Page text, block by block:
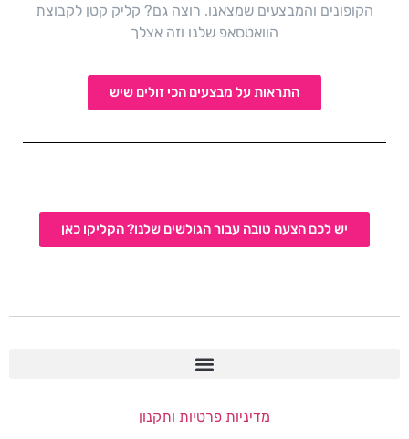
הקופונים והמבצעים שמצאנו, רוצה גם? קליק קטן לקבוצת
הוואטסאפ שלנו וזה אצלך
התראות על מבצעים הכי זולים שיש
יש לכם הצעה טובה עבור הגולשים שלנו? הקליקו כאן
מדיניות פרטיות ותקנון